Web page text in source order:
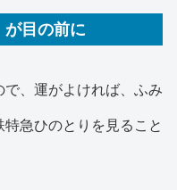
が目の前に
、運がよければ、ふみ
急ひのとりを見ること